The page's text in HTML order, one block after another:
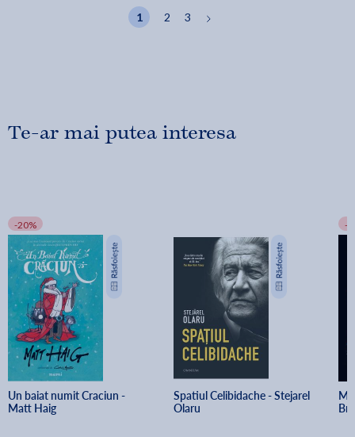
1 2 3
Te-ar mai putea interesa
-20%
Un baiat numit Craciun -
Matt Haig
Spatiul Celibidache - Stejarel
Olaru
-